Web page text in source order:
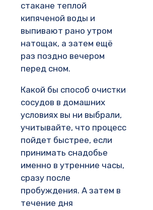
стакане теплой
кипяченой воды и
выпивают рано утром
натощак, а затем ещё
раз поздно вечером
перед сном.
Какой бы способ очистки
сосудов в домашних
условиях вы ни выбрали,
учитывайте, что процесс
пойдет быстрее, если
принимать снадобье
именно в утренние часы,
сразу после
пробуждения. А затем в
течение дня